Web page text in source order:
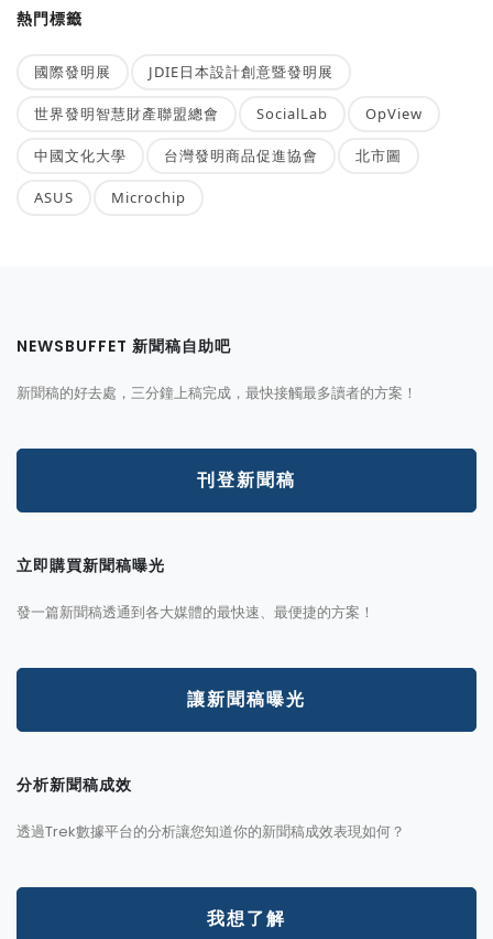
熱門標籤
國際發明展 JDIE日本設計創意暨發明展
世界發明智慧財產聯盟總會 SocialLab OpView
中國文化大學 台灣發明商品促進協會 北市圖
ASUS Microchip
NEWSBUFFET 新聞稿自助吧
新聞稿的好去處，三分鐘上稿完成，最快接觸最多讀者的方案！
刊登新聞稿
立即購買新聞稿曝光
發一篇新聞稿透通到各大媒體的最快速、最便捷的方案！
讓新聞稿曝光
分析新聞稿成效
透過Trek數據平台的分析讓您知道你的新聞稿成效表現如何？
我想了解